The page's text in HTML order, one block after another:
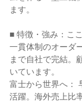
ます。
■ 特徴・強み：こ
一貫体制のオーダ
まで自社で完結。
いています。
富士から世界へ：
活躍。海外売上比